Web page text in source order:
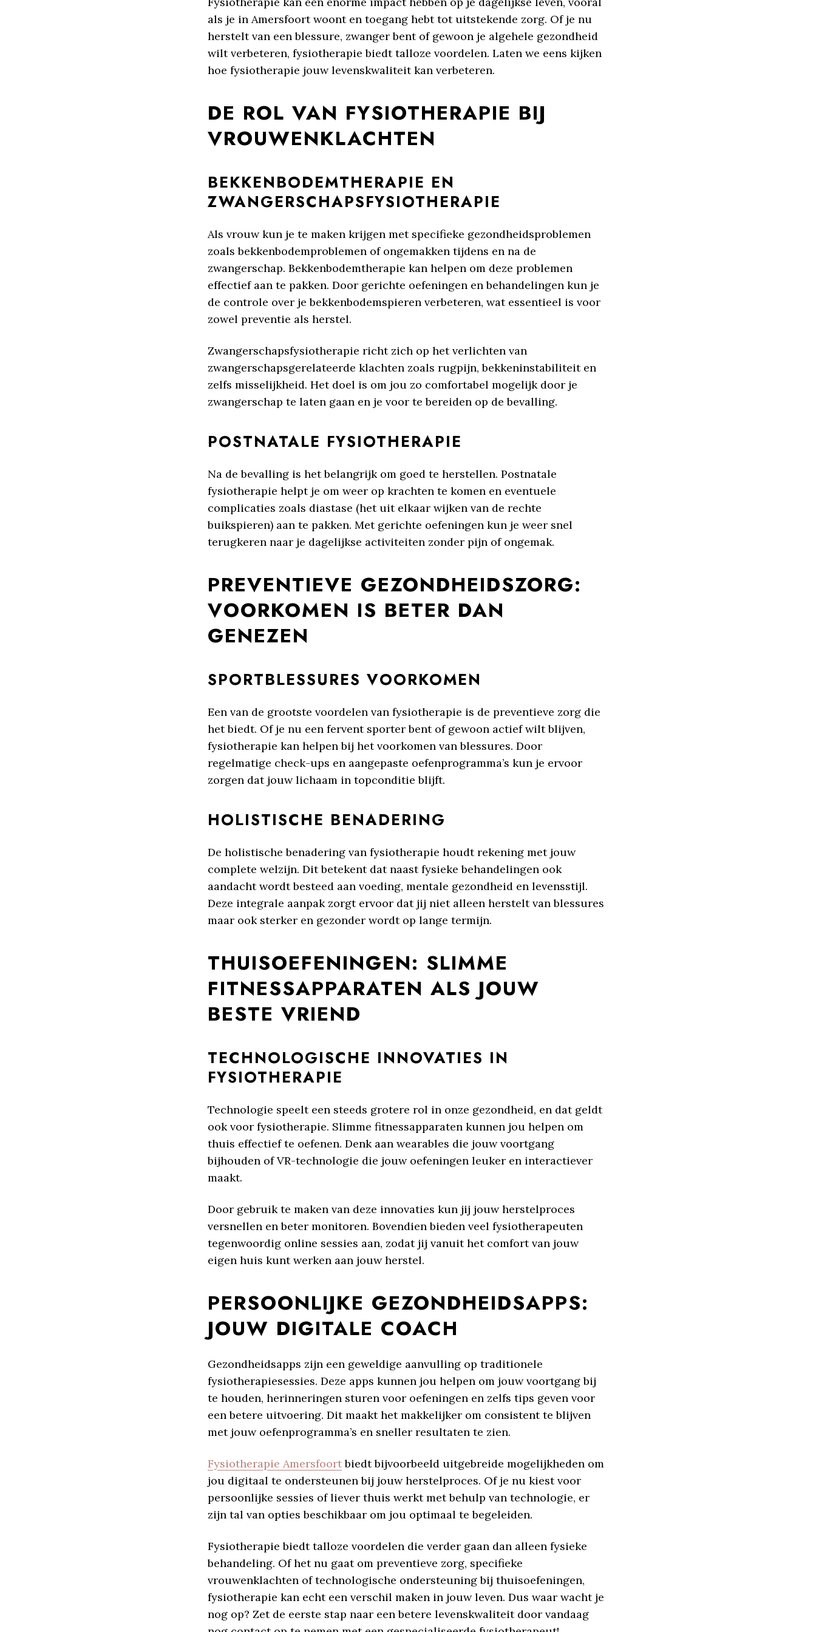
als je in Amersfoort woont en toegang hebt tot uitstekende zorg. Of je nu
herstelt van een blessure, zwanger bent of gewoon je algehele gezondheid
wilt verbeteren, fysiotherapie biedt talloze voordelen. Laten we eens kijken
hoe fysiotherapie jouw levenskwaliteit kan verbeteren.
DE ROL VAN FYSIOTHERAPIE BIJ
VROUWENKLACHTEN
BEKKENBODEMTHERAPIE EN
ZWANGERSCHAPSFYSIOTHERAPIE
Als vrouw kun je te maken krijgen met specifieke gezondheidsproblemen
zoals bekkenbodemproblemen of ongemakken tijdens en na de
zwangerschap. Bekkenbodemtherapie kan helpen om deze problemen
effectief aan te pakken. Door gerichte oefeningen en behandelingen kun je
de controle over je bekkenbodemspieren verbeteren, wat essentieel is voor
zowel preventie als herstel.
Zwangerschapsfysiotherapie richt zich op het verlichten van
zwangerschapsgerelateerde klachten zoals rugpijn, bekkeninstabiliteit en
zelfs misselijkheid. Het doel is om jou zo comfortabel mogelijk door je
zwangerschap te laten gaan en je voor te bereiden op de bevalling.
POSTNATALE FYSIOTHERAPIE
Na de bevalling is het belangrijk om goed te herstellen. Postnatale
fysiotherapie helpt je om weer op krachten te komen en eventuele
complicaties zoals diastase (het uit elkaar wijken van de rechte
buikspieren) aan te pakken. Met gerichte oefeningen kun je weer snel
terugkeren naar je dagelijkse activiteiten zonder pijn of ongemak.
PREVENTIEVE GEZONDHEIDSZORG:
VOORKOMEN IS BETER DAN
GENEZEN
SPORTBLESSURES VOORKOMEN
Een van de grootste voordelen van fysiotherapie is de preventieve zorg die
het biedt. Of je nu een fervent sporter bent of gewoon actief wilt blijven,
fysiotherapie kan helpen bij het voorkomen van blessures. Door
regelmatige check-ups en aangepaste oefenprogramma’s kun je ervoor
zorgen dat jouw lichaam in topconditie blijft.
HOLISTISCHE BENADERING
De holistische benadering van fysiotherapie houdt rekening met jouw
complete welzijn. Dit betekent dat naast fysieke behandelingen ook
aandacht wordt besteed aan voeding, mentale gezondheid en levensstijl.
Deze integrale aanpak zorgt ervoor dat jij niet alleen herstelt van blessures
maar ook sterker en gezonder wordt op lange termijn.
THUISOEFENINGEN: SLIMME
FITNESSAPPARATEN ALS JOUW
BESTE VRIEND
TECHNOLOGISCHE INNOVATIES IN
FYSIOTHERAPIE
Technologie speelt een steeds grotere rol in onze gezondheid, en dat geldt
ook voor fysiotherapie. Slimme fitnessapparaten kunnen jou helpen om
thuis effectief te oefenen. Denk aan wearables die jouw voortgang
bijhouden of VR-technologie die jouw oefeningen leuker en interactiever
maakt.
Door gebruik te maken van deze innovaties kun jij jouw herstelproces
versnellen en beter monitoren. Bovendien bieden veel fysiotherapeuten
tegenwoordig online sessies aan, zodat jij vanuit het comfort van jouw
eigen huis kunt werken aan jouw herstel.
PERSOONLIJKE GEZONDHEIDSAPPS:
JOUW DIGITALE COACH
Gezondheidsapps zijn een geweldige aanvulling op traditionele
fysiotherapiesessies. Deze apps kunnen jou helpen om jouw voortgang bij
te houden, herinneringen sturen voor oefeningen en zelfs tips geven voor
een betere uitvoering. Dit maakt het makkelijker om consistent te blijven
met jouw oefenprogramma’s en sneller resultaten te zien.
Fysiotherapie Amersfoortbiedt bijvoorbeeld uitgebreide mogelijkheden om
jou digitaal te ondersteunen bij jouw herstelproces. Of je nu kiest voor
persoonlijke sessies of liever thuis werkt met behulp van technologie, er
zijn tal van opties beschikbaar om jou optimaal te begeleiden.
Fysiotherapie biedt talloze voordelen die verder gaan dan alleen fysieke
behandeling. Of het nu gaat om preventieve zorg, specifieke
vrouwenklachten of technologische ondersteuning bij thuisoefeningen,
fysiotherapie kan echt een verschil maken in jouw leven. Dus waar wacht je
nog op? Zet de eerste stap naar een betere levenskwaliteit door vandaag